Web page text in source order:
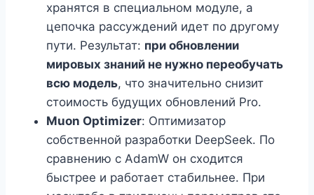
хранятся в специальном модуле, а
цепочка рассуждений идет по другому
пути. Результат: при обновлении
мировых знаний не нужно переобучать
всю модель, что значительно снизит
стоимость будущих обновлений Pro.
Muon Optimizer: Оптимизатор
собственной разработки DeepSeek. По
сравнению с AdamW он сходится
быстрее и работает стабильнее. При